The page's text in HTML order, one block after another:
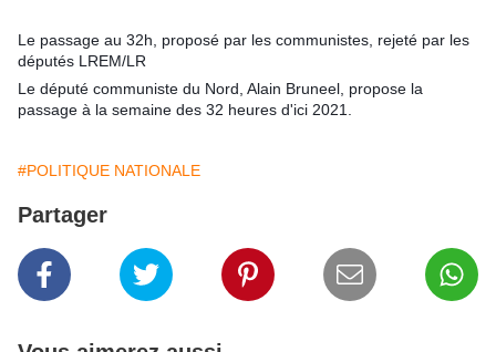
Le passage au 32h, proposé par les communistes, rejeté par les
députés LREM/LR
Le député communiste du Nord, Alain Bruneel, propose la
passage à la semaine des 32 heures d'ici 2021.
#POLITIQUE NATIONALE
Partager